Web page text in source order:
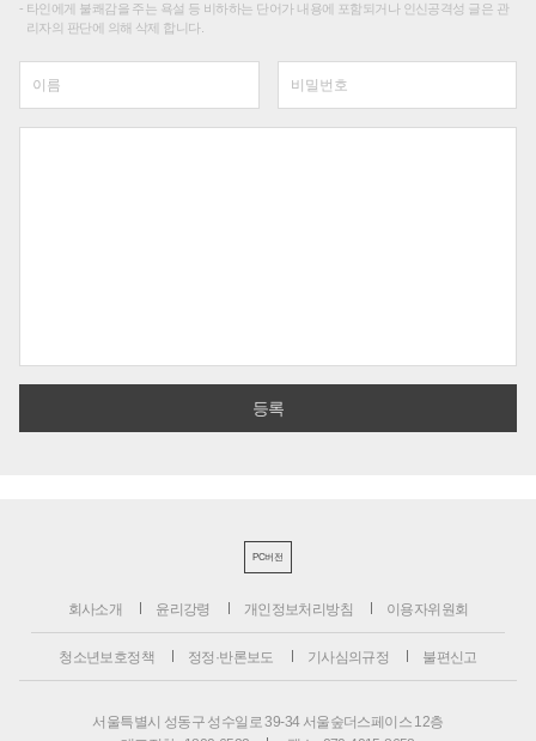
타인에게 불쾌감을 주는 욕설 등 비하하는 단어가 내용에 포함되거나 인신공격성 글은 관
리자의 판단에 의해 삭제 합니다.
PC버전
회사소개 윤리강령 개인정보처리방침 이용자위원회
청소년보호정책 정정·반론보도 기사심의규정 불편신고
서울특별시 성동구 성수일로 39-34 서울숲더스페이스 12층